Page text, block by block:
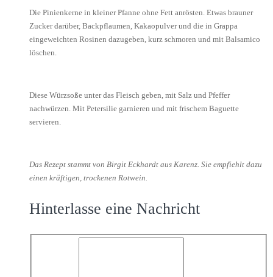
Die Pinienkerne in kleiner Pfanne ohne Fett anrösten. Etwas brauner
Zucker darüber, Backpflaumen, Kakaopulver und die in Grappa
eingeweichten Rosinen dazugeben, kurz schmoren und mit Balsamico
löschen.
Diese Würzsoße unter das Fleisch geben, mit Salz und Pfeffer
nachwürzen. Mit Petersilie garnieren und mit frischem Baguette
servieren.
Das Rezept stammt von Birgit Eckhardt aus Karenz. Sie empfiehlt dazu
einen kräftigen, trockenen Rotwein.
Hinterlasse eine Nachricht